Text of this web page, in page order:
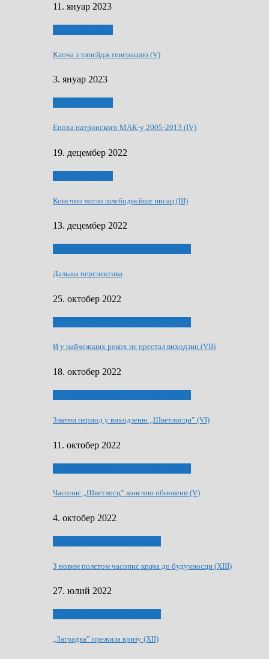
11. януар 2023
Капча з тинейдж ґенерацию (V)
3. януар 2023
Епоха натронского МАК-у 2005-2013 (IV)
19. децембер 2022
Конєчно могло шлєбоднєйше писац (III)
13. децембер 2022
Дальша перспектива
25. октобер 2022
И у найчежших рокох нє престал виходзиц (VII)
18. октобер 2022
Златни период у виходзеню „Шветлосци” (VI)
11. октобер 2022
Часопис „Шветлосц” конєчно обновени (V)
4. октобер 2022
З новим полєтом часопис крача до будучносци (XIII)
27. юлий 2022
„Заградка” прежила кризу (XII)